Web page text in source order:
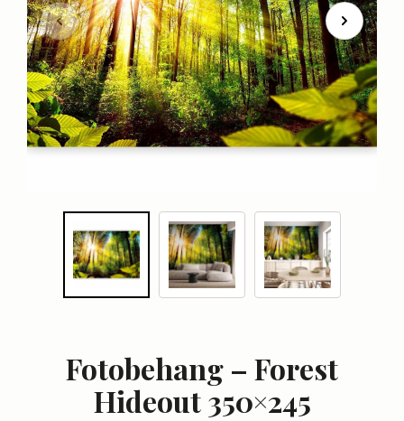
Fotobehang – Forest
Hideout 350×245